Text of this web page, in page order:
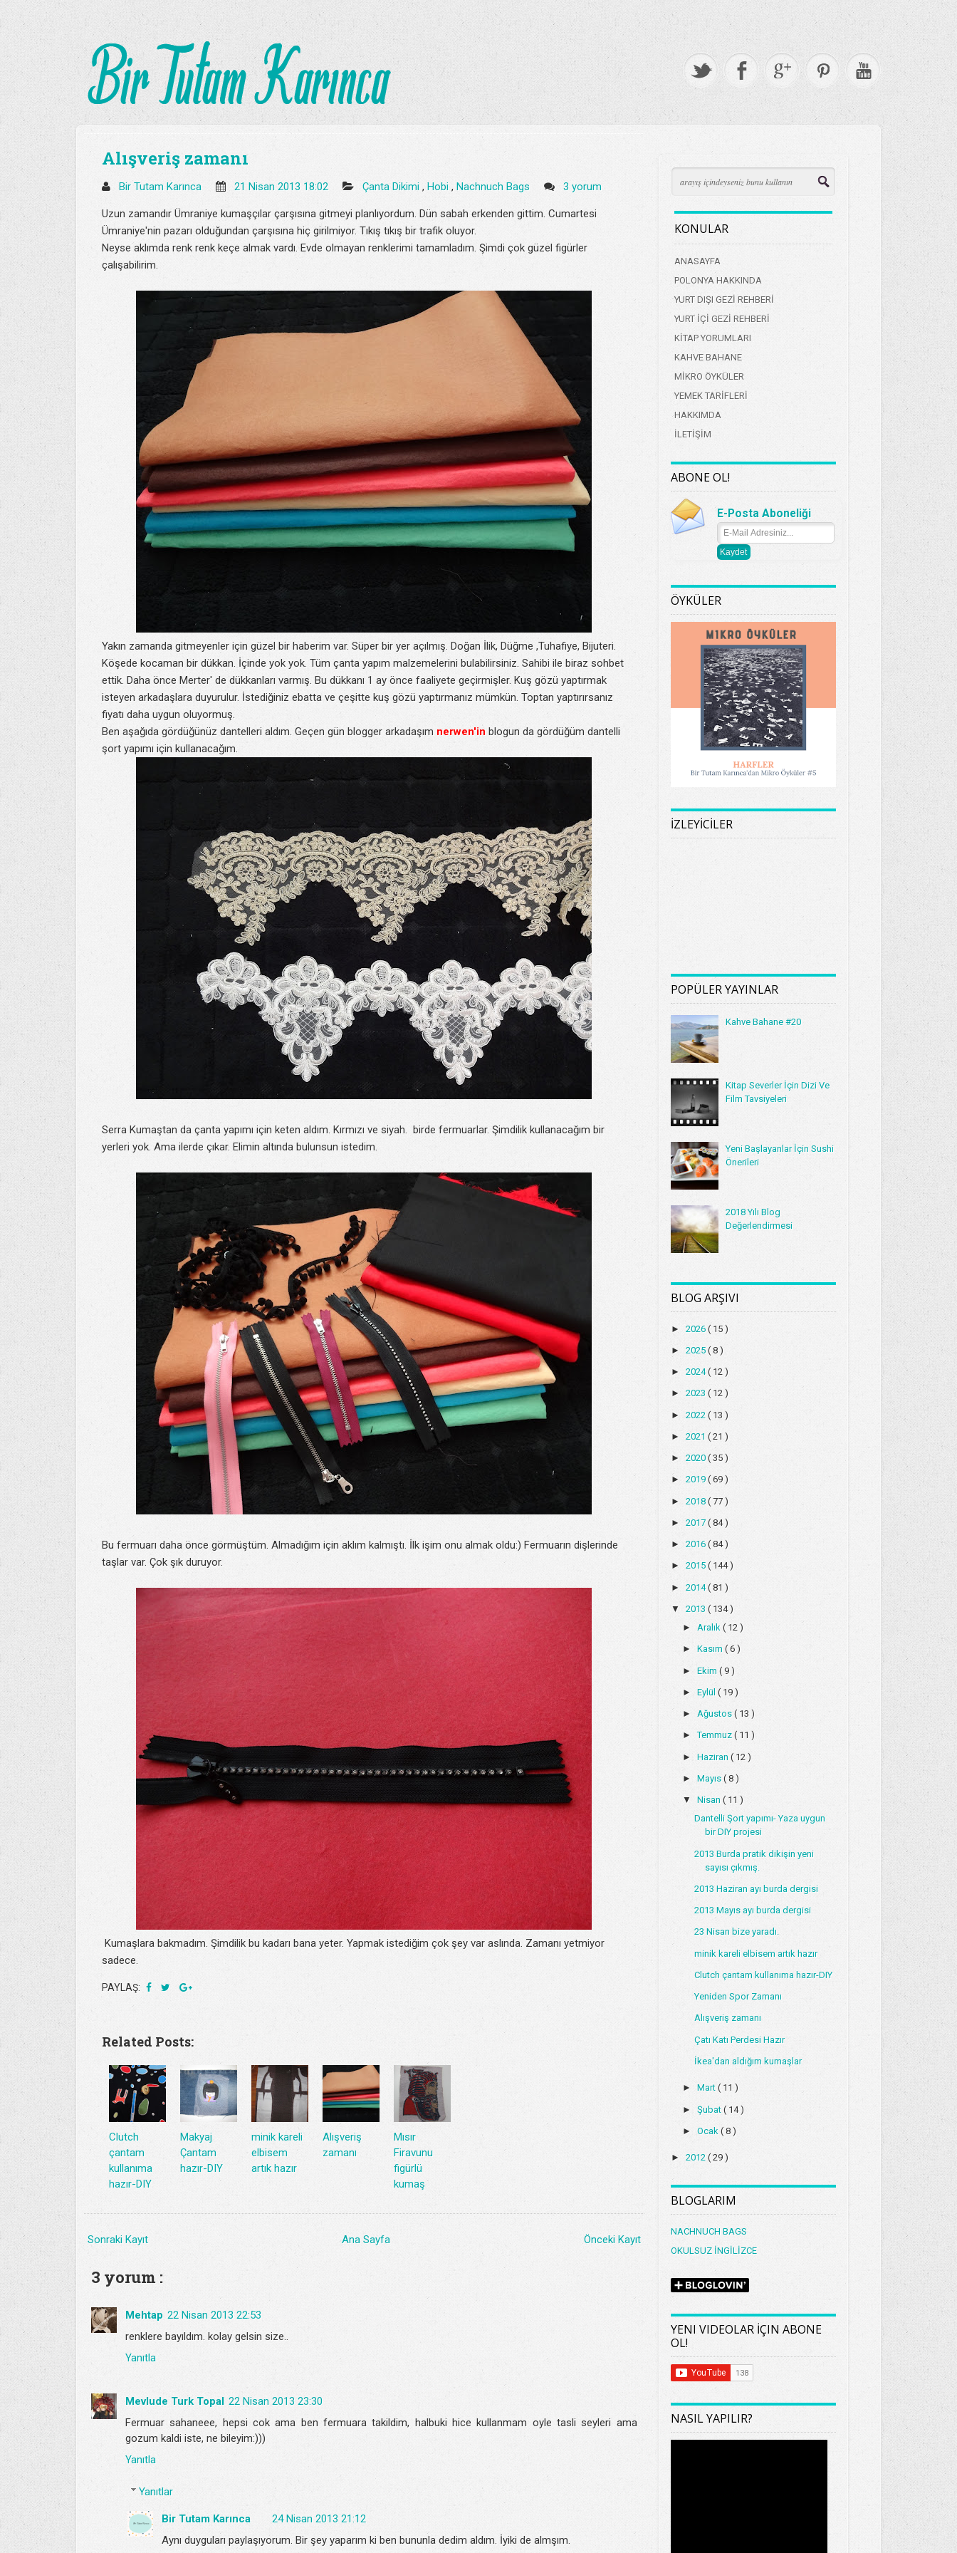
Alışveriş zamanı
Bir Tutam Karınca 21 Nisan 2013 18:02 Çanta Dikimi , Hobi , Nachnuch Bags 3 yorum
Uzun zamandır Ümraniye kumaşçılar çarşısına gitmeyi planlıyordum. Dün sabah erkenden gittim. Cumartesi
Ümraniye'nin pazarı olduğundan çarşısına hiç girilmiyor. Tıkış tıkış bir trafik oluyor.
Neyse aklımda renk renk keçe almak vardı. Evde olmayan renklerimi tamamladım. Şimdi çok güzel figürler
çalışabilirim.
Yakın zamanda gitmeyenler için güzel bir haberim var. Süper bir yer açılmış. Doğan İlik, Düğme ,Tuhafiye, Bijuteri.
Köşede kocaman bir dükkan. İçinde yok yok. Tüm çanta yapım malzemelerini bulabilirsiniz. Sahibi ile biraz sohbet
ettik. Daha önce Merter' de dükkanları varmış. Bu dükkanı 1 ay önce faaliyete geçirmişler. Kuş gözü yaptırmak
isteyen arkadaşlara duyurulur. İstediğiniz ebatta ve çeşitte kuş gözü yaptırmanız mümkün. Toptan yaptırırsanız
fiyatı daha uygun oluyormuş.
Ben aşağıda gördüğünüz dantelleri aldım. Geçen gün blogger arkadaşım nerwen'in blogun da gördüğüm dantelli
şort yapımı için kullanacağım.
Serra Kumaştan da çanta yapımı için keten aldım. Kırmızı ve siyah. birde fermuarlar. Şimdilik kullanacağım bir
yerleri yok. Ama ilerde çıkar. Elimin altında bulunsun istedim.
Bu fermuarı daha önce görmüştüm. Almadığım için aklım kalmıştı. İlk işim onu almak oldu:) Fermuarın dişlerinde
taşlar var. Çok şık duruyor.
Kumaşlara bakmadım. Şimdilik bu kadarı bana yeter. Yapmak istediğim çok şey var aslında. Zamanı yetmiyor
sadece.
PAYLAŞ:
Related Posts:
Clutch
çantam
kullanıma
hazır-DIY
Makyaj
Çantam
hazır-DIY
minik kareli
elbisem
artık hazır
Alışveriş
zamanı
Mısır
Firavunu
figürlü
kumaş
Sonraki Kayıt Önceki Kayıt
Ana Sayfa
3 yorum :
Mehtap 22 Nisan 2013 22:53
renklere bayıldım. kolay gelsin size..
Yanıtla
Mevlude Turk Topal 22 Nisan 2013 23:30
Fermuar sahaneee, hepsi cok ama ben fermuara takildim, halbuki hice kullanmam oyle tasli seyleri ama
gozum kaldi iste, ne bileyim:)))
Yanıtla
Yanıtlar
Bir Tutam Karınca
24 Nisan 2013 21:12
Aynı duyguları paylaşıyorum. Bir şey yaparım ki ben bununla dedim aldım. İyiki de almşım.
KONULAR
ANASAYFA
POLONYA HAKKINDA
YURT DIŞI GEZİ REHBERİ
YURT İÇİ GEZİ REHBERİ
KİTAP YORUMLARI
KAHVE BAHANE
MİKRO ÖYKÜLER
YEMEK TARİFLERİ
HAKKIMDA
İLETİŞİM
ABONE OL!
E-Posta Aboneliği
ÖYKÜLER
İZLEYİCİLER
POPÜLER YAYINLAR
Kahve Bahane #20
Kitap Severler İçin Dizi Ve
Film Tavsiyeleri
Yeni Başlayanlar İçin Sushi
Önerileri
2018 Yılı Blog
Değerlendirmesi
BLOG ARŞIVI
►2026( 15 )
►2025( 8 )
►2024( 12 )
►2023( 12 )
►2022( 13 )
►2021( 21 )
►2020( 35 )
►2019( 69 )
►2018( 77 )
►2017( 84 )
►2016( 84 )
►2015( 144 )
►2014( 81 )
▼2013( 134 )
► Aralık ( 12 )
► Kasım ( 6 )
► Ekim ( 9 )
► Eylül ( 19 )
► Ağustos ( 13 )
►Temmuz ( 11 )
► Haziran ( 12 )
► Mayıs ( 8 )
▼ Nisan ( 11 )
Dantelli Şort yapımı- Yaza uygun
bir DIY projesi
2013 Burda pratik dikişin yeni
sayısı çıkmış.
2013 Haziran ayı burda dergisi
2013 Mayıs ayı burda dergisi
23 Nisan bize yaradı.
minik kareli elbisem artık hazır
Clutch çantam kullanıma hazır-DIY
Yeniden Spor Zamanı
Alışveriş zamanı
Çatı Katı Perdesi Hazır
İkea'dan aldığım kumaşlar
► Mart ( 11 )
► Şubat ( 14 )
► Ocak ( 8 )
►2012( 29 )
BLOGLARIM
NACHNUCH BAGS
OKULSUZ İNGİLİZCE
YENI VIDEOLAR İÇIN ABONE
OL!
NASIL YAPILIR?